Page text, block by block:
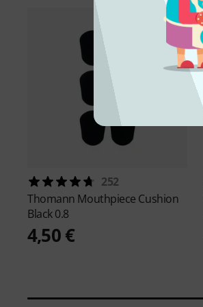
252
Thomann Mouthpiece Cushion
Black 0.8
4,50 €